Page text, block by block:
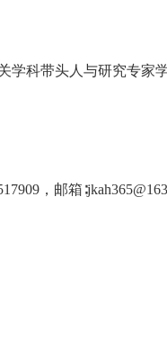
学科带头人与研究专家学
7909，邮箱∶